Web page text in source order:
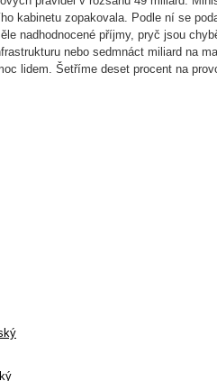
kabinetu zopakovala. Podle ní se
nadhodnocené příjmy, pryč jsou
nebo sedmnáct miliard na
lidem. Šetříme deset procent na